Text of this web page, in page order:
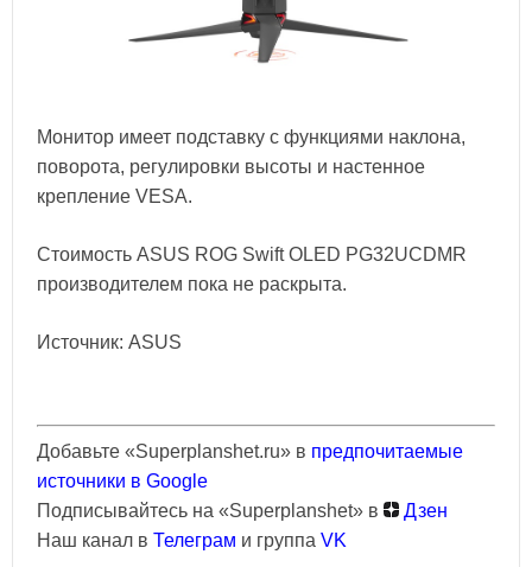
Монитор имеет подставку с функциями наклона,
поворота, регулировки высоты и настенное
крепление VESA.
Стоимость ASUS ROG Swift OLED PG32UCDMR
производителем пока не раскрыта.
Источник: ASUS
Добавьте «Superplanshet.ru» в предпочитаемые
источники в Google
Подписывайтесь на «Superplanshet» в
Дзен
Наш канал в Телеграм и группа VK